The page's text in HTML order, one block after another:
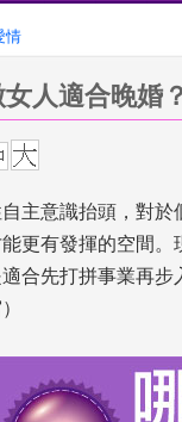
情
人適合晚婚？
主意識抬頭，對
更有發揮的空間。
合先打拼事業再步